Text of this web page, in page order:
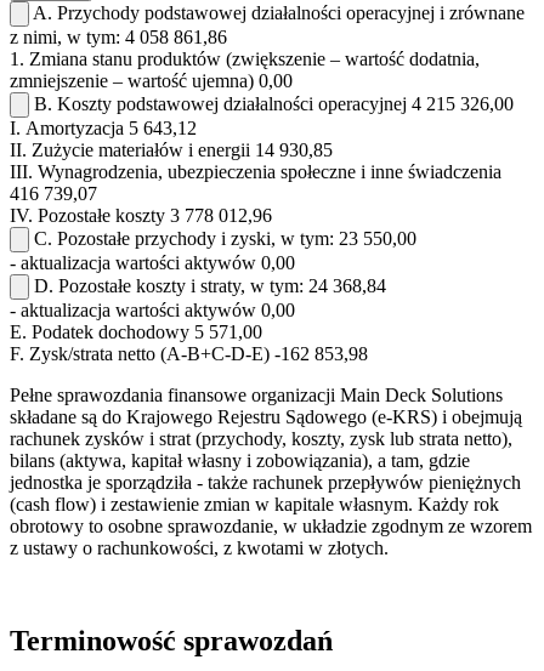
A. Przychody podstawowej działalności operacyjnej i zrównane
z nimi, w tym: 4 058 861,86
1. Zmiana stanu produktów (zwiększenie – wartość dodatnia,
zmniejszenie – wartość ujemna) 0,00
B. Koszty podstawowej działalności operacyjnej 4 215 326,00
I. Amortyzacja 5 643,12
II. Zużycie materiałów i energii 14 930,85
III. Wynagrodzenia, ubezpieczenia społeczne i inne świadczenia
416 739,07
IV. Pozostałe koszty 3 778 012,96
C. Pozostałe przychody i zyski, w tym: 23 550,00
- aktualizacja wartości aktywów 0,00
D. Pozostałe koszty i straty, w tym: 24 368,84
- aktualizacja wartości aktywów 0,00
E. Podatek dochodowy 5 571,00
F. Zysk/strata netto (A-B+C-D-E) -162 853,98
Pełne sprawozdania finansowe organizacji Main Deck Solutions
składane są do Krajowego Rejestru Sądowego (e-KRS) i obejmują
rachunek zysków i strat (przychody, koszty, zysk lub strata netto),
bilans (aktywa, kapitał własny i zobowiązania), a tam, gdzie
jednostka je sporządziła - także rachunek przepływów pieniężnych
(cash flow) i zestawienie zmian w kapitale własnym. Każdy rok
obrotowy to osobne sprawozdanie, w układzie zgodnym ze wzorem
z ustawy o rachunkowości, z kwotami w złotych.
Terminowość sprawozdań